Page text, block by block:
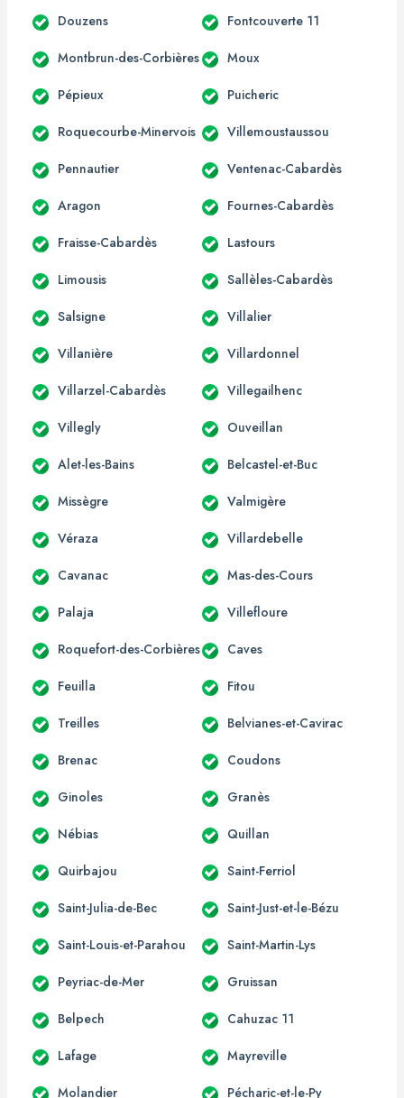
Douzens Fontcouverte 11
Montbrun-des-Corbières Moux
Pépieux Puicheric
Roquecourbe-Minervois Villemoustaussou
Pennautier Ventenac-Cabardès
Aragon Fournes-Cabardès
Fraisse-Cabardès Lastours
Limousis Sallèles-Cabardès
Salsigne Villalier
Villanière Villardonnel
Villarzel-Cabardès Villegailhenc
Villegly Ouveillan
Alet-les-Bains Belcastel-et-Buc
Missègre Valmigère
Véraza Villardebelle
Cavanac Mas-des-Cours
Palaja Villefloure
Roquefort-des-Corbières Caves
Feuilla Fitou
Treilles Belvianes-et-Cavirac
Brenac Coudons
Ginoles Granès
Nébias Quillan
Quirbajou Saint-Ferriol
Saint-Julia-de-Bec Saint-Just-et-le-Bézu
Saint-Louis-et-Parahou Saint-Martin-Lys
Peyriac-de-Mer Gruissan
Belpech Cahuzac 11
Lafage Mayreville
Molandier Pécharic-et-le-Py